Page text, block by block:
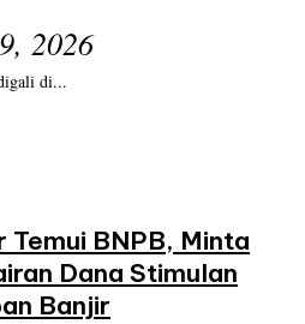
2026
di...
BNPB, Minta
Dana Stimulan
Banjir